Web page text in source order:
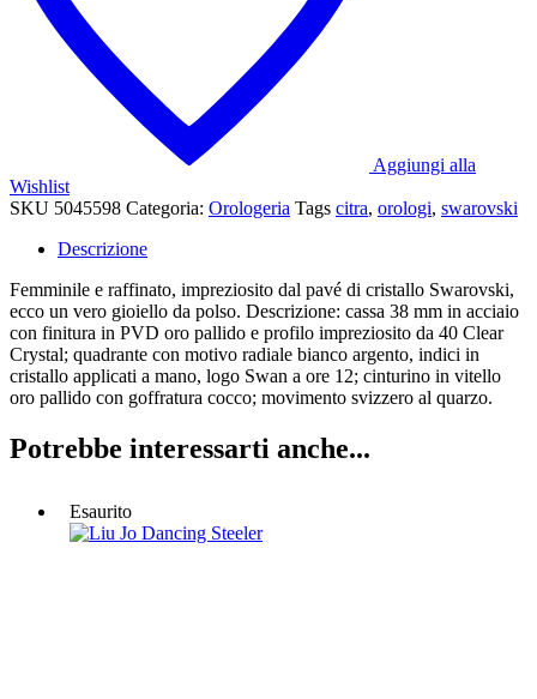
Aggiungi alla
Wishlist
SKU 5045598 Categoria: Orologeria Tags citra, orologi, swarovski
Descrizione
Femminile e raffinato, impreziosito dal pavé di cristallo Swarovski,
ecco un vero gioiello da polso. Descrizione: cassa 38 mm in acciaio
con finitura in PVD oro pallido e profilo impreziosito da 40 Clear
Crystal; quadrante con motivo radiale bianco argento, indici in
cristallo applicati a mano, logo Swan a ore 12; cinturino in vitello
oro pallido con goffratura cocco; movimento svizzero al quarzo.
Potrebbe interessarti anche...
Esaurito